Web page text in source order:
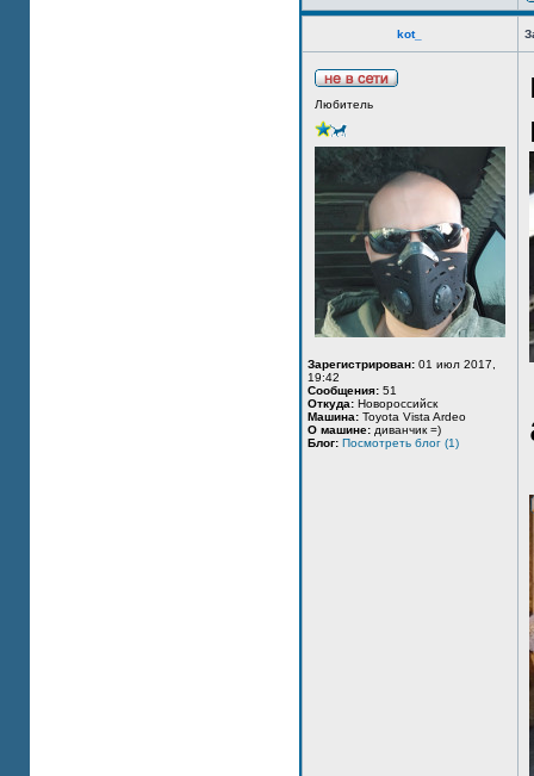
kot_
Любитель
Зарегистрирован: 01 июл 2017,
19:42
Сообщения: 51
Откуда: Новороссийск
Машина: Toyota Vista Ardeo
О машине: диванчик =)
Блог: Посмотреть блог (1)